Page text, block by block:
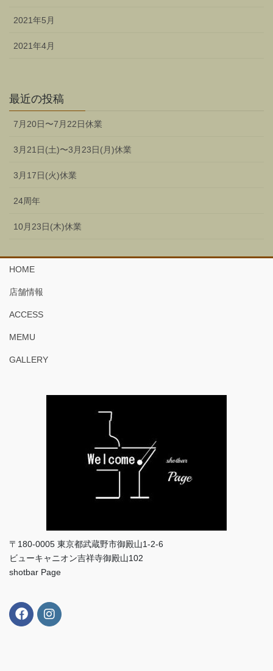
2021年5月
2021年4月
最近の投稿
7月20日〜7月22日休業
3月21日(土)〜3月23日(月)休業
3月17日(火)休業
24周年
10月23日(木)休業
HOME
店舗情報
ACCESS
MEMU
GALLERY
〒180-0005 東京都武蔵野市御殿山1-2-6
ビューキャニオン吉祥寺御殿山102
shotbar Page